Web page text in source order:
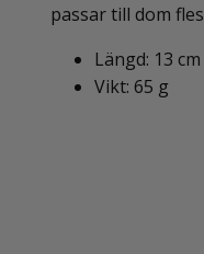
passar till dom
Längd: 13 cm
Vikt: 65 g